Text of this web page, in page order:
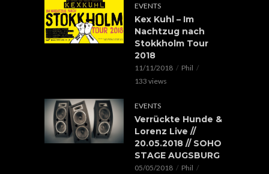
EVENTS
Kex Kuhl – Im
Nachtzug nach
Stokkholm Tour
2018
11/11/2018
Phil
133 views
EVENTS
Verrückte Hunde &
Lorenz Live //
20.05.2018 // SOHO
STAGE AUGSBURG
05/05/2018 Phil